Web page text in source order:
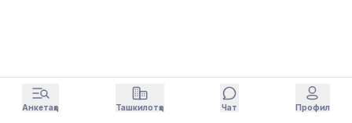
Анкетаҳо Ташкилотҳо Чат Профил